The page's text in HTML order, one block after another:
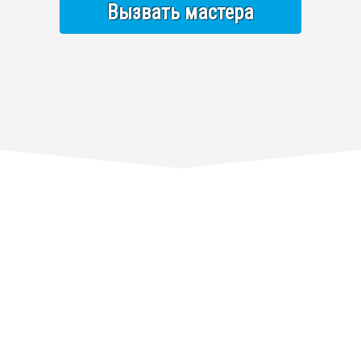
Вызвать мастера